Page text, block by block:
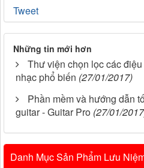
Tweet
Những tin mới hơn
Thư viện chọn lọc các
nhạc phổ biến (27/01/2017)
Phần mềm và hướng dẫn
guitar - Guitar Pro (27/01/
Danh Mục Sản Phẩm Lưu